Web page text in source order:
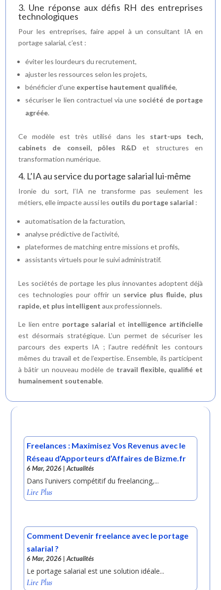
3. Une réponse aux défis RH des entreprises
technologiques
Pour les entreprises, faire appel à un consultant IA en
portage salarial, c’est :
éviter les lourdeurs du recrutement,
ajuster les ressources selon les projets,
bénéficier d’une expertise hautement qualifiée,
sécuriser le lien contractuel via une société de portage
agréée.
Ce modèle est très utilisé dans les start-ups tech,
cabinets de conseil, pôles R&D et structures en
transformation numérique.
4. L’IA au service du portage salarial lui-même
Ironie du sort, l’IA ne transforme pas seulement les
métiers, elle impacte aussi les outils du portage salarial :
automatisation de la facturation,
analyse prédictive de l’activité,
plateformes de matching entre missions et profils,
assistants virtuels pour le suivi administratif.
Les sociétés de portage les plus innovantes adoptent déjà
ces technologies pour offrir un service plus fluide, plus
rapide, et plus intelligent aux professionnels.
Le lien entre portage salarial et intelligence artificielle
est désormais stratégique. L’un permet de sécuriser les
parcours des experts IA ; l’autre redéfinit les contours
mêmes du travail et de l’expertise. Ensemble, ils participent
à bâtir un nouveau modèle de travail flexible, qualifié et
humainement soutenable.
Freelances : Maximisez Vos Revenus avec le
Réseau d’Apporteurs d’Affaires de Bizme.fr
6 Mar, 2026 |Actualités
Dans l'univers compétitif du freelancing,...
Lire Plus
Comment Devenir freelance avec le portage
salarial ?
6 Mar, 2026 |Actualités
Le portage salarial est une solution idéale...
Lire Plus